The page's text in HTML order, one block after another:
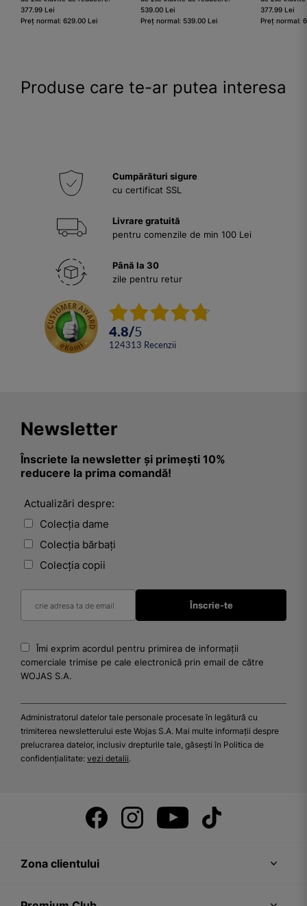
377.99 Lei
Preț normal: 629.00 Lei
539.00 Lei
Preț normal: 539.00 Lei
377.99 Lei
Preț normal:
Produse care te-ar putea interesa
Cumpărături sigure
cu certificat SSL
Livrare gratuită
pentru comenzile de min 100 Lei
Până la 30
zile pentru retur
4.8/5
124313 Recenzii
Newsletter
Înscriete la newsletter și primești 10%
reducere la prima comandă!
Actualizări despre:
Colecția dame
Colecția bărbați
Colecția copii
Îmi exprim acordul pentru primirea de informații
comerciale trimise pe cale electronică prin email de către
WOJAS S.A.
Administratorul datelor tale personale procesate în legătură cu
trimiterea newsletterului este Wojas S.A. Mai multe informații despre
prelucrarea datelor, inclusiv drepturile tale, găsești în Politica de
confidențialitate: vezi detalii.
Zona clientului